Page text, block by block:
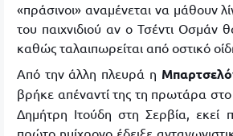
«πράσινοι» αναμένεται να μάθουν
του παιχνιδιού αν ο Τσέντι Οσμάν
καθώς ταλαιπωρείται από οστικό
Από την άλλη πλευρά η
βρήκε απέναντί της τη πρωτάρα
Δημήτρη Ιτούδη στη Σερβία, εκεί
πρώτο ημίχρονο έδειξε